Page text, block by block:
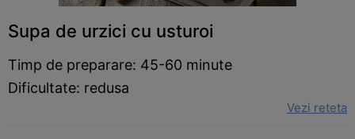
Supa de urzici cu usturoi
Timp de preparare: 45-60 minute
Dificultate: redusa
Vezi reteta